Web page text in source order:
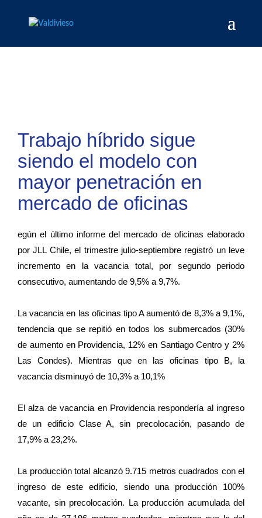
Trabajo híbrido sigue
siendo el modelo con
mayor penetración en
mercado de oficinas
egún el último informe del mercado de oficinas elaborado
por JLL Chile, el trimestre julio-septiembre registró un leve
incremento en la vacancia total, por segundo periodo
consecutivo, aumentando de 9,5% a 9,7%.
La vacancia en las oficinas tipo A aumentó de 8,3% a 9,1%,
tendencia que se repitió en todos los submercados (30%
de aumento en Providencia, 12% en Santiago Centro y 2%
Las Condes). Mientras que en las oficinas tipo B, la
vacancia disminuyó de 10,3% a 10,1%
El alza de vacancia en Providencia respondería al ingreso
de un edificio Clase A, sin precolocación, pasando de
17,9% a 23,2%.
La producción total alcanzó 9.715 metros cuadrados con el
ingreso de este edificio, siendo una producción 100%
vacante, sin precolocación. La producción acumulada del